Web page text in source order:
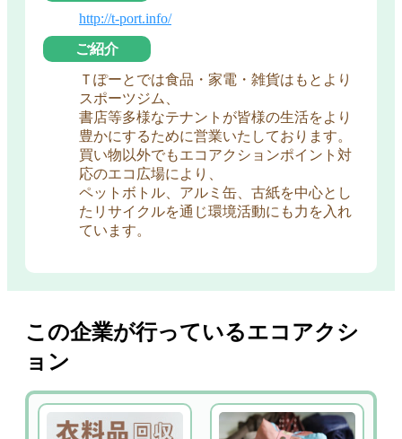
http://t-port.info/
ご紹介
Ｔぽーとでは食品・家電・雑貨はもとより
スポーツジム、
書店等多様なテナントが皆様の生活をより
豊かにするために営業いたしております。
買い物以外でもエコアクションポイント対
応のエコ広場により、
ペットボトル、アルミ缶、古紙を中心とし
たリサイクルを通じ環境活動にも力を入れ
ています。
この企業が行っているエコアクシ
ョン